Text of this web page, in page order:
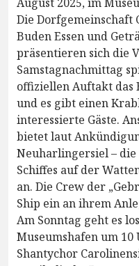
Die
Buden Essen und
präsentieren sich die
Samstagnachmittag
offiziellen Auftakt
und es gibt einen
interessierte Gäste.
bietet laut
Neuharlingersiel –
Schiffes auf der
an. Die Crew der
Ship ein an ihrem
Am Sonntag geht es
Museumshafen um
Shantychor